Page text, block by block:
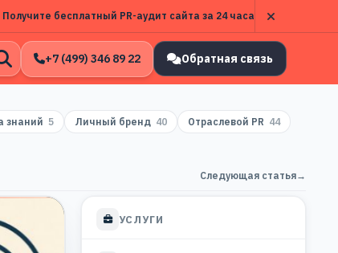
Получите бесплатный PR-аудит сайта за 24 часа
Открыть
поиск
+7 (499) 346 89 22 Обратная связь
знаний 5 Личный бренд 40 Отраслевой PR 44
Следующая статья→
УСЛУГИ